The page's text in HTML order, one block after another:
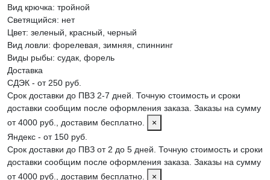
Вид крючка: тройной
Светящийся: нет
Цвет: зеленый, красный, черный
Вид ловли: форелевая, зимняя, спиннинг
Виды рыбы: судак, форель
Доставка
СДЭК - от 250 руб.
Срок доставки до ПВЗ 2-7 дней. Точную стоимость и сроки
доставки сообщим после оформления заказа. Заказы на сумму
от 4000 руб., доставим бесплатно.
×
Яндекс - от 150 руб.
Срок доставки до ПВЗ от 2 до 5 дней. Точную стоимость и сроки
доставки сообщим после оформления заказа. Заказы на сумму
от 4000 руб., доставим бесплатно.
×